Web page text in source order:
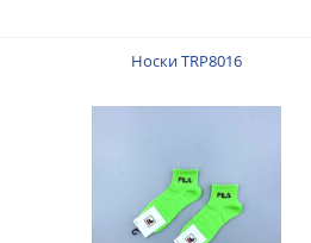
Носки TRP8016